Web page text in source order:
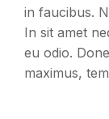
in faucibus.
In sit amet
eu odio.
maximus,